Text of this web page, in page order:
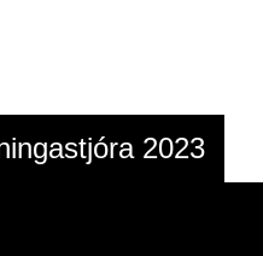
2023